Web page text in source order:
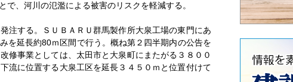
、河川の氾濫による被害のリスクを軽減する。
注する。ＳＵＢＡＲＵ群馬製作所大泉工場の東門にあ
を延長約80ｍ区間で行う。概ね第２四半期内の公告を
修事業としては、太田市と大泉町にまたがる３８００
流に位置する大泉工区を延長３４５０ｍと位置付けて